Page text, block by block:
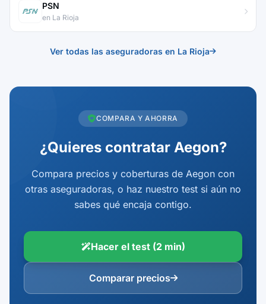
PSN
en La Rioja
Ver todas las aseguradoras en La Rioja
COMPARA Y AHORRA
¿Quieres contratar Aegon?
Compara precios y coberturas de Aegon con
otras aseguradoras, o haz nuestro test si aún no
sabes qué encaja contigo.
Hacer el test (2 min)
Comparar precios